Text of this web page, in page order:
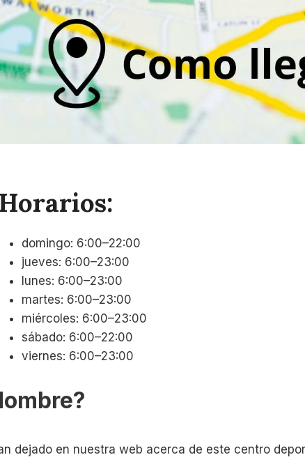
Horarios:
domingo: 6:00–22:00
jueves: 6:00–23:00
lunes: 6:00–23:00
martes: 6:00–23:00
miércoles: 6:00–23:00
sábado: 6:00–22:00
viernes: 6:00–23:00
dejado en nuestra web acerca de este centro